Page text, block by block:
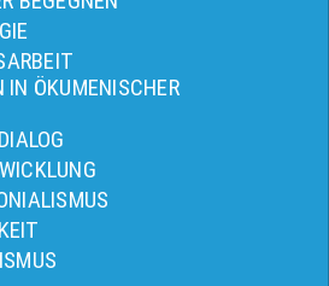
IN ÖKUMENISCHER